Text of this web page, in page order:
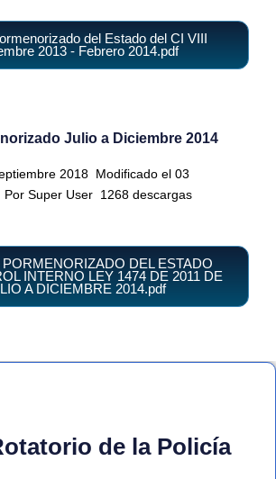
del Estado del CI VIII
2013 - Febrero 2014.pdf
Julio a Diciembre 2014
2018 Modificado el 03
Por Super User 1268 descargas
DEL ESTADO
INTERNO LEY 1474 DE 2011 DE
A DICIEMBRE 2014.pdf
de la Policía